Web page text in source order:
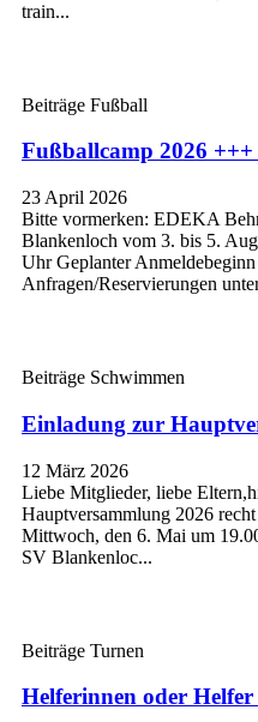
train...
Beiträge Fußball
Fußballcamp 2026 +++
23 April 2026
Bitte vormerken: EDEKA
Blankenloch vom 3. bis 5.
Uhr Geplanter
Anfragen/Reservierungen
Beiträge Schwimmen
Einladung zur
12 März 2026
Liebe Mitglieder, liebe
Hauptversammlung 2026
Mittwoch, den 6. Mai um
SV Blankenloc...
Beiträge Turnen
Helferinnen oder Helfer